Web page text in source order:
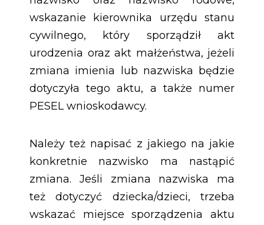
wskazanie kierownika urzędu stanu
cywilnego, który sporządził akt
urodzenia oraz akt małżeństwa, jeżeli
zmiana imienia lub nazwiska będzie
dotyczyła tego aktu, a także numer
PESEL wnioskodawcy.
Należy też napisać z jakiego na jakie
konkretnie nazwisko ma nastąpić
zmiana. Jeśli zmiana nazwiska ma
też dotyczyć dziecka/dzieci, trzeba
wskazać miejsce sporządzenia aktu